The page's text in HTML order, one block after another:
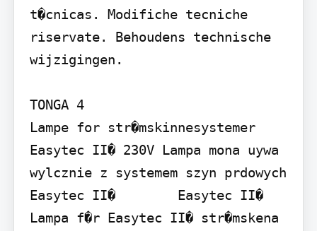
t�cnicas. Modifiche tecniche
riservate. Behoudens technische
wijzigingen.
TONGA 4
Lampe for str�mskinnesystemer
Easytec II� 230V Lampa mona uywa
wylcznie z systemem szyn prdowych
Easytec II�        Easytec II�
Lampa f�r Easytec II� str�mskena